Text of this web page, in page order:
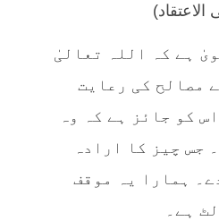
الاعتقاد)
ہے کہ اللہ تعالیٰ
مصالح کی رعایت
کو جائز ہے کہ وہ
جس چیز کا ارادہ
ہمارا یہ موقف
ہے۔